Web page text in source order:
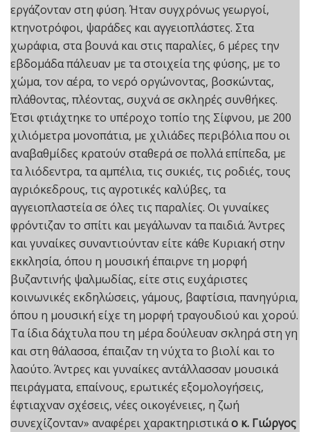
εργάζονταν στη φύση. Ήταν συγχρόνως γεωργοί,
κτηνοτρόφοι, ψαράδες και αγγειοπλάστες. Στα
χωράφια, στα βουνά και στις παραλίες, 6 μέρες την
εβδομάδα πάλευαν με τα στοιχεία της φύσης, με το
χώμα, τον αέρα, το νερό οργώνοντας, βοσκώντας,
πλάθοντας, πλέοντας, συχνά σε σκληρές συνθήκες.
Έτσι φτιάχτηκε το υπέροχο τοπίο της Σίφνου, με 200
χιλιόμετρα μονοπάτια, με χιλιάδες περιβόλια που οι
αναβαθμίδες κρατούν σταθερά σε πολλά επίπεδα, με
τα λιόδεντρα, τα αμπέλια, τις συκιές, τις ροδιές, τους
αγριόκεδρους, τις αγροτικές καλύβες, τα
αγγειοπλαστεία σε όλες τις παραλίες. Οι γυναίκες
φρόντιζαν το σπίτι και μεγάλωναν τα παιδιά. Άντρες
και γυναίκες συναντιούνταν είτε κάθε Κυριακή στην
εκκλησία, όπου η μουσική έπαιρνε τη μορφή
βυζαντινής ψαλμωδίας, είτε στις ευχάριστες
κοινωνικές εκδηλώσεις, γάμους, βαφτίσια, πανηγύρια,
όπου η μουσική είχε τη μορφή τραγουδιού και χορού.
Τα ίδια δάχτυλα που τη μέρα δούλευαν σκληρά στη γη
και στη θάλασσα, έπαιζαν τη νύχτα το βιολί και το
λαούτο. Άντρες και γυναίκες αντάλλασσαν μουσικά
πειράγματα, επαίνους, ερωτικές εξομολογήσεις,
έφτιαχναν σχέσεις, νέες οικογένειες, η ζωή
συνεχίζονταν» αναφέρει χαρακτηριστικάο κ. Γιώργος